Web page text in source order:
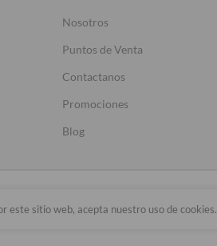
Nosotros
Puntos de Venta
Contactanos
Promociones
Blog
este sitio web, acepta nuestro uso de cookies.